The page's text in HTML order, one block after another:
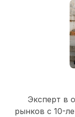
Эксперт в
рынков с 10-